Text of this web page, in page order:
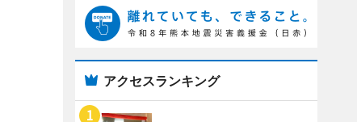
アクセスランキング